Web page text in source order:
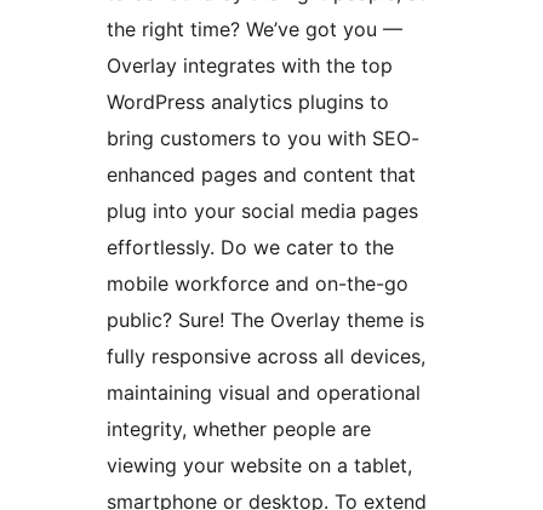
the right time? We’ve got you —
Overlay integrates with the top
WordPress analytics plugins to
bring customers to you with SEO-
enhanced pages and content that
plug into your social media pages
effortlessly. Do we cater to the
mobile workforce and on-the-go
public? Sure! The Overlay theme is
fully responsive across all devices,
maintaining visual and operational
integrity, whether people are
viewing your website on a tablet,
smartphone or desktop. To extend